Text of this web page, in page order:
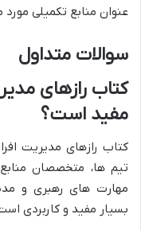
عنوان منابع تکمیلی مورد
سوالات متداول
کتاب رازهای
مفید است؟
کتاب رازهای مدیریت
تیم ها، متخصصان
مهارت های رهبری و
بسیار مفید و کاربردی